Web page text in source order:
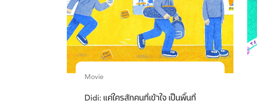
Movie
Didi: แค่ใครสักคนที่เข้าใจ เป็นพื้นที่